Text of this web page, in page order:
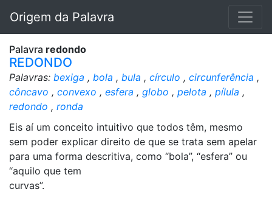
Origem da Palavra
Palavra redondo
REDONDO
Palavras: bexiga , bola , bula , círculo , circunferência ,
côncavo , convexo , esfera , globo , pelota , pílula ,
redondo , ronda
Eis aí um conceito intuitivo que todos têm, mesmo
sem poder explicar direito de que se trata sem apelar
para uma forma descritiva, como “bola”, “esfera” ou
“aquilo que tem
curvas”.